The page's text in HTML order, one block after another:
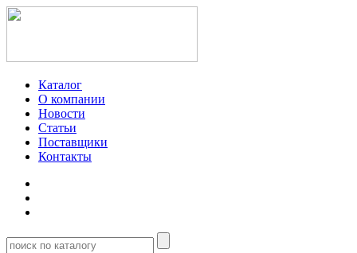
Каталог
О компании
Новости
Статьи
Поставщики
Контакты